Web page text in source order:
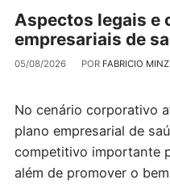
Aspectos legais e
empresariais de
05/08/2026 POR FABRICIO MINZ
No cenário corporativo
plano empresarial de
competitivo importante
além de promover o